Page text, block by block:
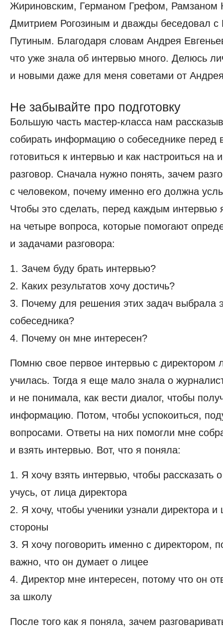
Жириновским, Германом Грефом, Рамзаном
Дмитрием Рогозиным и дважды беседовал
Путиным. Благодаря словам Андрея
что уже знала об интервью много. Делюсь
и новыми даже для меня советами от
Не забывайте про подготовку
Большую часть мастер-класса нам
собирать информацию о собеседнике перед
готовиться к интервью и как настроиться на
разговор. Сначала нужно понять, зачем
с человеком, почему именно его должна
Чтобы это сделать, перед каждым интервью
на четыре вопроса, которые помогают
и задачами разговора:
1. Зачем буду брать интервью?
2. Каких результатов хочу достичь?
3. Почему для решения этих задач выбрала
собеседника?
4. Почему он мне интересен?
Помню свое первое интервью с директором
училась. Тогда я еще мало знала о
и не понимала, как вести диалог, чтобы
информацию. Потом, чтобы успокоиться,
вопросами. Ответы на них помогли мне
и взять интервью. Вот, что я поняла:
1. Я хочу взять интервью, чтобы рассказать
учусь, от лица директора
2. Я хочу, чтобы ученики узнали директора
стороны
3. Я хочу поговорить именно с директором,
важно, что он думает о лицее
4. Директор мне интересен, потому что он
за школу
После того как я поняла, зачем